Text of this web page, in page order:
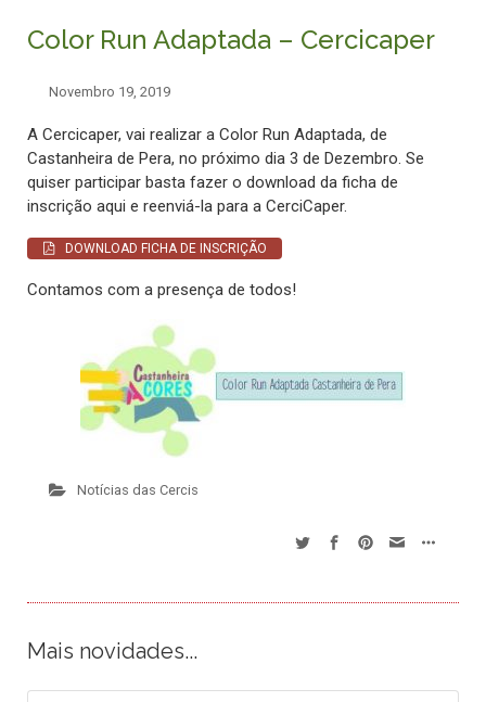
Color Run Adaptada – Cercicaper
Novembro 19, 2019
A Cercicaper, vai realizar a Color Run Adaptada, de
Castanheira de Pera, no próximo dia 3 de Dezembro. Se
quiser participar basta fazer o download da ficha de
inscrição aqui e reenviá-la para a CerciCaper.
DOWNLOAD FICHA DE INSCRIÇÃO
Contamos com a presença de todos!
Notícias das Cercis
Mais novidades...